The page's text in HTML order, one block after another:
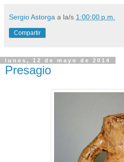
Sergio Astorga a la/s 1:00:00 p.m.
Compartir
lunes, 12 de mayo de 2014
Presagio